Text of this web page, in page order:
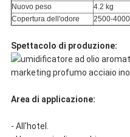
Nuovo peso
4.2 kg
Copertura dell'odore
2500-
Spettacolo di produzione:
Area di applicazione:
- All'hotel.